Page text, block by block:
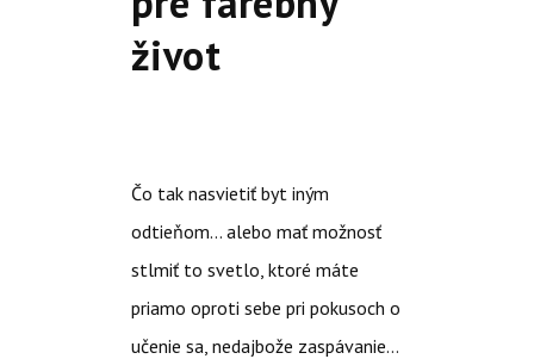
život
Čo tak nasvietiť byt iným
odtieňom… alebo mať možnosť
stlmiť to svetlo, ktoré máte
priamo oproti sebe pri pokusoch o
učenie sa, nedajbože zaspávanie…